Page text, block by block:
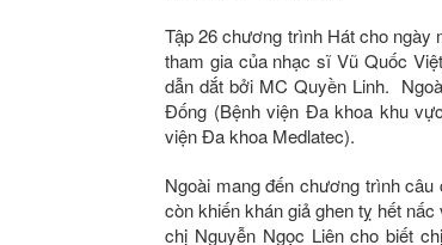
Tập 26 chương trình Hát cho ngày
tham gia của nhạc sĩ Vũ Quốc
dẫn dắt bởi MC Quyền Linh.
Đống (Bệnh viện Đa khoa khu
viện Đa khoa Medlatec).
Ngoài mang đến chương trình
còn khiến khán giả ghen tỵ hết
chị Nguyễn Ngọc Liên cho biết